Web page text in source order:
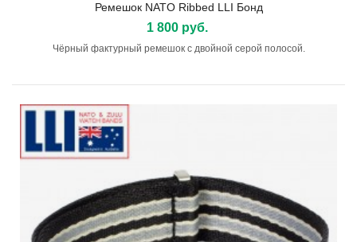
Ремешок NATO Ribbed LLI Бонд
1 800 руб.
Чёрный фактурный ремешок с двойной серой полосой.